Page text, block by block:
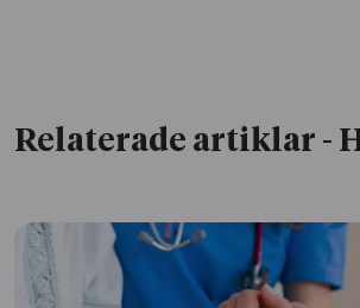
Relaterade artiklar -